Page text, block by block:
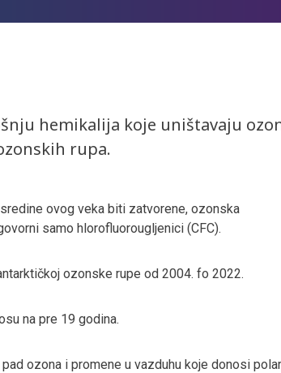
hemikalija koje uništavaju
rupa.
ovog veka biti zatvorene, ozonska
samo hlorofluorougljenici (CFC).
ozonske rupe od 2004. fo 2022.
na pre 19 godina.
ozona i promene u vazduhu koje donosi